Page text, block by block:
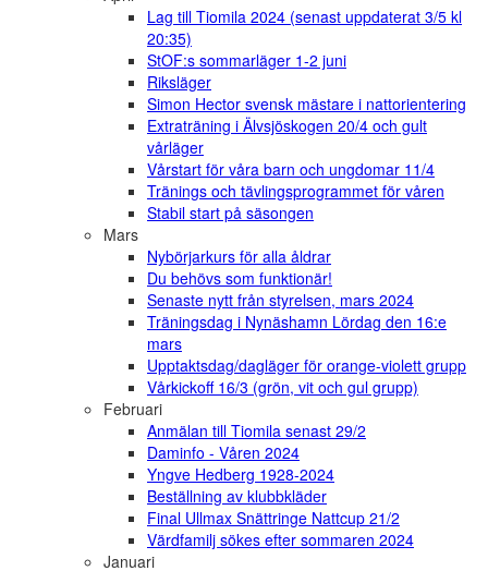
Lag till Tiomila 2024 (senast uppdaterat 3/5 kl
20:35)
StOF:s sommarläger 1-2 juni
Riksläger
Simon Hector svensk mästare i nattorientering
Extraträning i Älvsjöskogen 20/4 och gult
vårläger
Vårstart för våra barn och ungdomar 11/4
Tränings och tävlingsprogrammet för våren
Stabil start på säsongen
Mars
Nybörjarkurs för alla åldrar
Du behövs som funktionär!
Senaste nytt från styrelsen, mars 2024
Träningsdag i Nynäshamn Lördag den 16:e
mars
Upptaktsdag/dagläger för orange-violett grupp
Vårkickoff 16/3 (grön, vit och gul grupp)
Februari
Anmälan till Tiomila senast 29/2
Daminfo - Våren 2024
Yngve Hedberg 1928-2024
Beställning av klubbkläder
Final Ullmax Snättringe Nattcup 21/2
Värdfamilj sökes efter sommaren 2024
Januari